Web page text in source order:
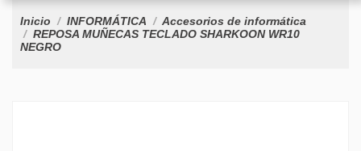
Inicio INFORMÁTICA
Accesorios de informática
REPOSA MUÑECAS TECLADO SHARKOON WR10
NEGRO